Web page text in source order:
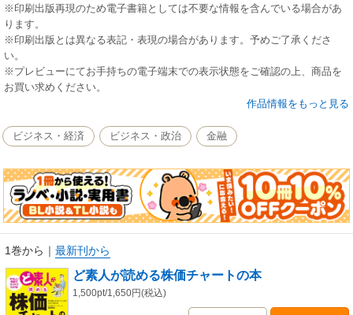
※印刷出版再現のため電子書籍としては不要な情報を含んでいる場合があ
ります。
※印刷出版とは異なる表記・表現の場合があります。予めご了承くださ
い。
※プレビューにてお手持ちの電子端末での表示状態をご確認の上、商品を
お買い求めください。
作品情報をもっと見る
ビジネス・経済 ビジネス・政治 金融
1巻から ｜ 最新刊から
ど素人が読める株価チャートの本
1,500pt/1,650円(税込)